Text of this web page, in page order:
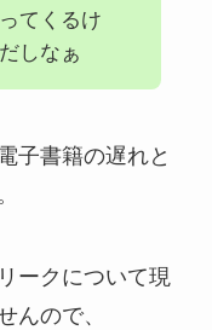
てくるけ
しなぁ
子書籍の遅れと
ークについて現
んので、